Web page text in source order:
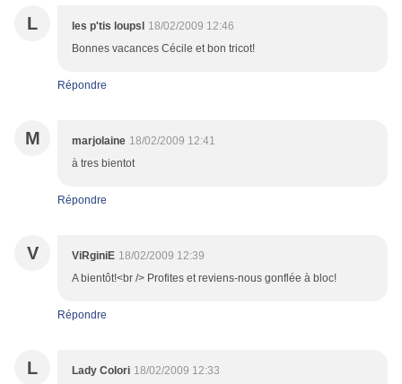
L les p'tis loupsl
18/02/2009 12:46
Bonnes vacances Cécile et bon tricot!
Répondre
M marjolaine 18/02/2009 12:41
à tres bientot
Répondre
V ViRginiE 18/02/2009 12:39
A bientôt!<br /> Profites et reviens-nous gonflée à bloc!
Répondre
L Lady Colori 18/02/2009 12:33